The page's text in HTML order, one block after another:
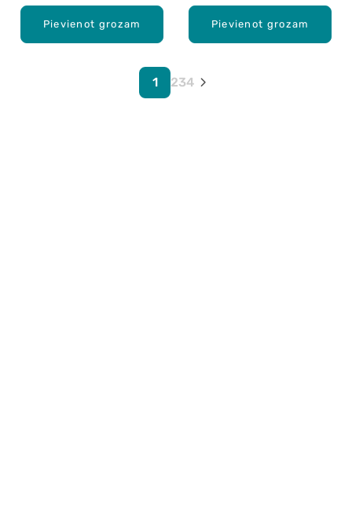
Pievienot grozam Pievienot grozam
1 234